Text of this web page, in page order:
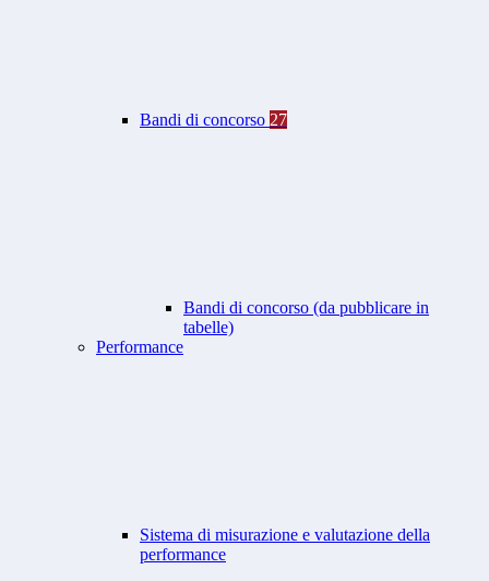
Bandi di concorso 27
Bandi di concorso (da pubblicare in
tabelle)
Performance
Sistema di misurazione e valutazione della
performance